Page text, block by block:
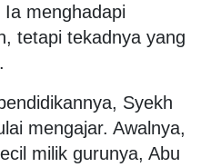
menghadapi
tetapi tekadnya yang
Syekh
mengajar. Awalnya,
milik gurunya, Abu